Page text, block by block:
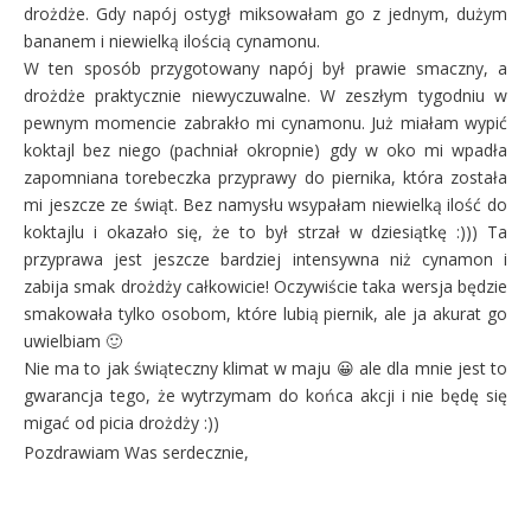
drożdże. Gdy napój ostygł miksowałam go z jednym, dużym
bananem i niewielką ilością cynamonu.
W ten sposób przygotowany napój był prawie smaczny, a
drożdże praktycznie niewyczuwalne. W zeszłym tygodniu w
pewnym momencie zabrakło mi cynamonu. Już miałam wypić
koktajl bez niego (pachniał okropnie) gdy w oko mi wpadła
zapomniana torebeczka przyprawy do piernika, która została
mi jeszcze ze świąt. Bez namysłu wsypałam niewielką ilość do
koktajlu i okazało się, że to był strzał w dziesiątkę :))) Ta
przyprawa jest jeszcze bardziej intensywna niż cynamon i
zabija smak drożdży całkowicie! Oczywiście taka wersja będzie
smakowała tylko osobom, które lubią piernik, ale ja akurat go
uwielbiam 🙂
Nie ma to jak świąteczny klimat w maju 😀 ale dla mnie jest to
gwarancja tego, że wytrzymam do końca akcji i nie będę się
migać od picia drożdży :))
Pozdrawiam Was serdecznie,